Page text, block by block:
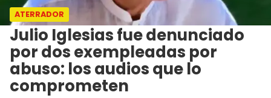
ATERRADOR
Julio Iglesias fue denunciado
por dos exempleadas por
abuso: los audios que lo
comprometen